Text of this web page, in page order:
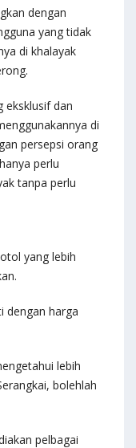
dengan
yang tidak
di khalayak
eksklusif dan
di
persepsi orang
perlu
tanpa perlu
yang lebih
dengan harga
lebih
bolehlah
pelbagai